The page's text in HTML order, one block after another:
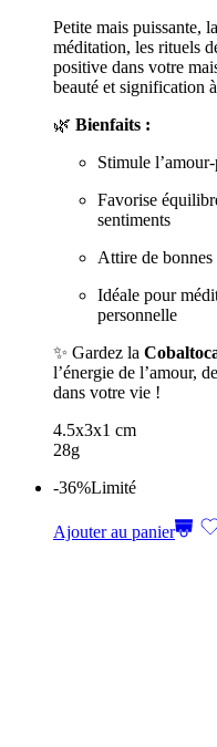
Petite mais puissante, la
méditation, les rituels
positive dans votre
beauté et signification
🌿 Bienfaits :
Stimule
Favorise
sentiments
Attire de bonnes
Idéale pour
personnelle
✨ Gardez la
l’énergie de l’amour,
dans votre vie !
4.5x3x1 cm
28g
-36%Limité
Ajouter au panier